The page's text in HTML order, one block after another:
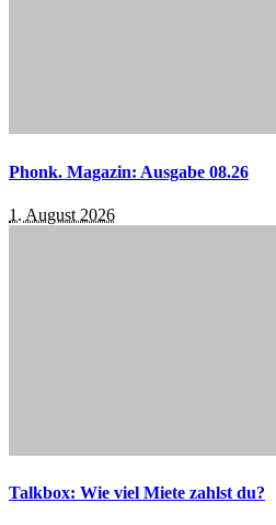
Phonk. Magazin: Ausgabe 08.26
1. August 2026
Talkbox: Wie viel Miete zahlst du?